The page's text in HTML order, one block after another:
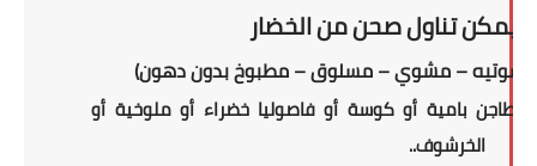
ويمكن تناولصحنمن الخضار
(سوتيه – مشوي – مسلوق – مطبوخ بدون دهون)
(طاجن بامية أو كوسة أو فاصوليا خضراء أو ملوخية أو
الخرشوف..